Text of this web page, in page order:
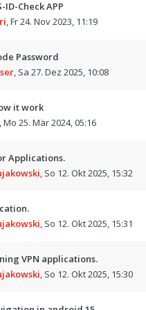
ID-Check APP
,Fr 24. Nov 2023, 11:19
Password
, Sa 27. Dez 2025, 10:08
it work
,Mo 25. Mär 2024, 05:16
Applications.
, So 12. Okt 2025, 15:32
, So 12. Okt 2025, 15:31
VPN applications.
, So 12. Okt 2025, 15:30